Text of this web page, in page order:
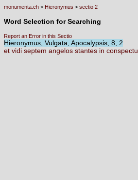
monumenta.ch > Hieronymus > sectio 2
Word Selection for Searching
Report an Error in this Sectio
Hieronymus, Vulgata, Apocalypsis, 8, 2
et vidi septem angelos stantes in conspectu